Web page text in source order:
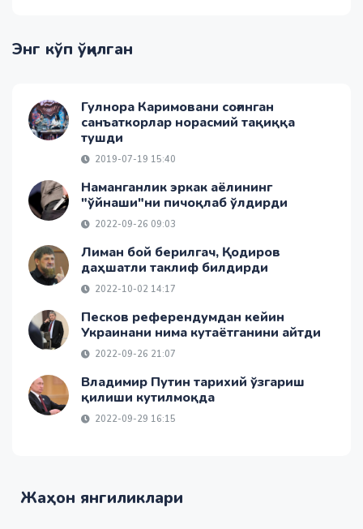
Энг кўп ўқилган
Гулнора Каримовани соғинган
санъаткорлар норасмий тақиққа
тушди
2019-07-19 15:40
Наманганлик эркак аёлининг
"ўйнаши"ни пичоқлаб ўлдирди
2022-09-26 09:03
Лиман бой берилгач, Қодиров
даҳшатли таклиф билдирди
2022-10-02 14:17
Песков референдумдан кейин
Украинани нима кутаётганини айтди
2022-09-26 21:07
Владимир Путин тарихий ўзгариш
қилиши кутилмоқда
2022-09-29 16:15
Жаҳон янгиликлари